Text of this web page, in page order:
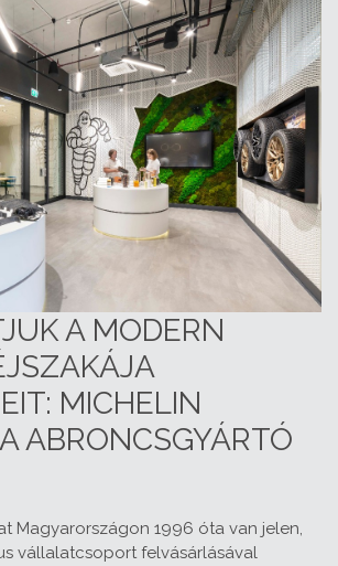
A MODERN
MICHELIN
ABRONCSGYÁRTÓ
Magyarországon 1996 óta van jelen,
vállalatcsoport felvásárlásával